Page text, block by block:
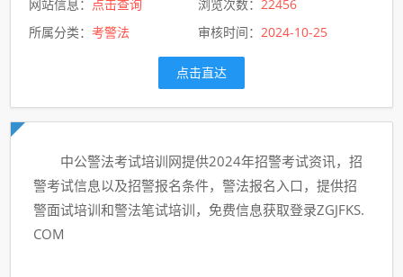
网站信息： 点击查询 浏览次数：22456
所属分类：考警法 审核时间：2024-10-25
点击直达
中公警法考试培训网提供2024年招警考试资讯，招
警考试信息以及招警报名条件，警法报名入口，提供招
警面试培训和警法笔试培训，免费信息获取登录ZGJFKS.
COM